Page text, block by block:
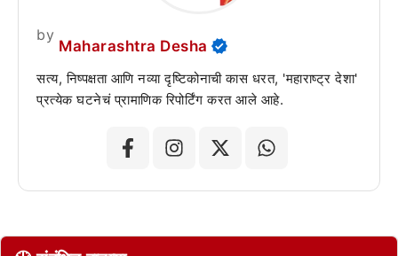
by
Maharashtra Desha
सत्य, निष्पक्षता आणि नव्या दृष्टिकोनाची कास धरत, 'महाराष्ट्र देशा'
प्रत्येक घटनेचं प्रामाणिक रिपोर्टिंग करत आले आहे.